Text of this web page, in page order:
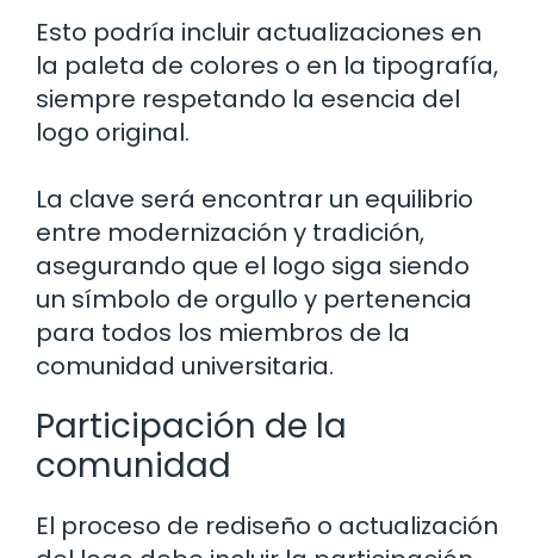
Esto podría incluir actualizaciones en
la paleta de colores o en la tipografía,
siempre respetando la esencia del
logo original.
La clave será encontrar un equilibrio
entre modernización y tradición,
asegurando que el logo siga siendo
un símbolo de orgullo y pertenencia
para todos los miembros de la
comunidad universitaria.
Participación de la
comunidad
El proceso de rediseño o actualización